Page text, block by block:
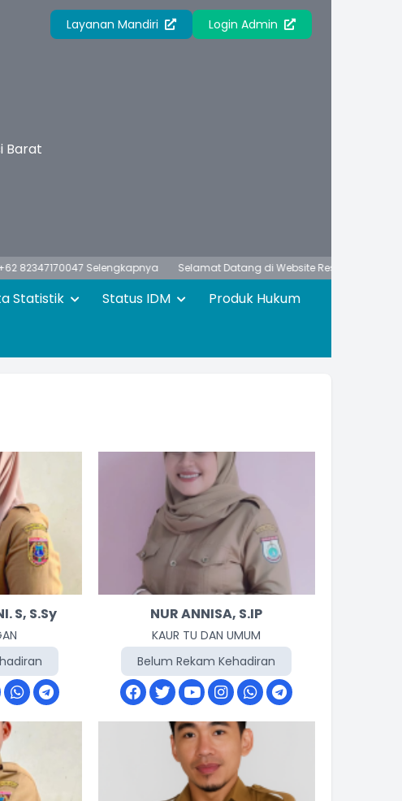
Layanan Mandiri Login Admin
Barat
Selengkapnya Selamat Datang di Website Resmi Desa Kuajang,
Statistik Status IDM Produk Hukum
S, S.Sy NUR ANNISA, S.IP
KAUR TU DAN UMUM
Belum Rekam Kehadiran